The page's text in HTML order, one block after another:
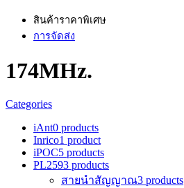
สินค้าราคาพิเศษ
การจัดส่ง
174MHz.
Categories
iAnt0 products
Inrico1 product
iPOC5 products
PL2593 products
สายนำสัญญาณ3 products